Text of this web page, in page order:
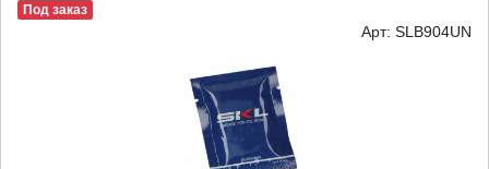
Под заказ
Арт: SLB904UN